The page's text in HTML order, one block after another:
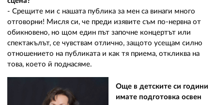
- Срещите ми с нашата публика за мен са винаги много
отговорни! Мисля си, че преди изявите съм по-нервна от
обикновено, но щом един път започне концертът или
спектакълът, се чувствам отлично, защото усещам силно
отношението на публиката и как тя приема, откликва на
това, което й поднасяме.
Още в детските си години
имате подготовка освен